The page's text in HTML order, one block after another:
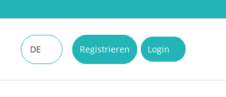
Registrieren Login
DE